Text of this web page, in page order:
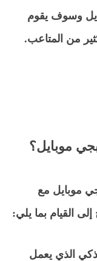
وسوف يقوم
من المتاعب.
موبايل؟
موبايل مع
القيام بما يلي:
الذي يعمل